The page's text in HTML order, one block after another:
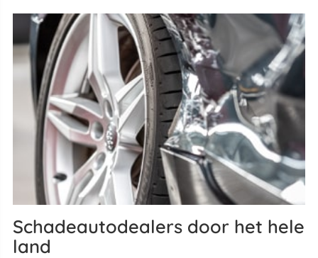
Schadeautodealers door het hele
land